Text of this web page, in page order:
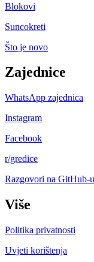
Blokovi
Suncokreti
Što je novo
Zajednice
WhatsApp zajednica
Instagram
Facebook
r/gredice
Razgovori na GitHub-u
Više
Politika privatnosti
Uvjeti korištenja